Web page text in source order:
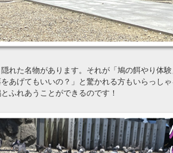
れた名物があります。それが「鳩の餌やり体験
あげてもいいの？」と驚かれる方もいらっし
ふれあうことができるのです！